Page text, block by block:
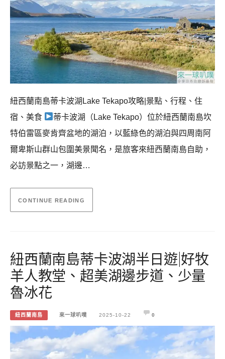
紐西蘭南島蒂卡波湖Lake Tekapo攻略|景點、行程、住
宿、美食
蒂卡波湖（Lake Tekapo）位於紐西蘭南島坎
特伯雷區麥肯齊盆地的湖泊，以藍綠色的湖泊與四周南阿
爾卑斯山群山包圍美景聞名，是旅客來紐西蘭南島自助，
必訪景點之一，湖邊…
CONTINUE READING
紐西蘭南島蒂卡波湖半日遊|好牧
羊人教堂、超美湖邊步道、少量
魯冰花
紐西蘭南島 來一球叭噗 2025-10-22 0